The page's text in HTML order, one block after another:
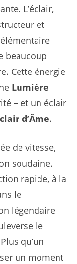
L’éclair,
et
beaucoup
Cette énergie
Lumière
– et un éclair
d’Âme.
de vitesse,
soudaine.
rapide, à la
le
légendaire
le
qu’un
un moment